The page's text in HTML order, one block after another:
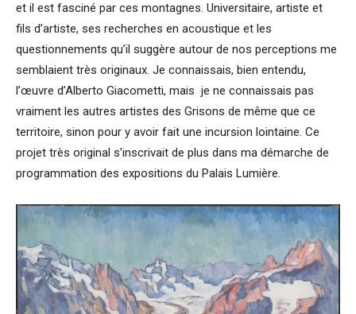
et il est fasciné par ces montagnes. Universitaire, artiste et
fils d’artiste, ses recherches en acoustique et les
questionnements qu’il suggère autour de nos perceptions me
semblaient très originaux. Je connaissais, bien entendu,
l’œuvre d’Alberto Giacometti, mais je ne connaissais pas
vraiment les autres artistes des Grisons de même que ce
territoire, sinon pour y avoir fait une incursion lointaine. Ce
projet très original s’inscrivait de plus dans ma démarche de
programmation des expositions du Palais Lumière.